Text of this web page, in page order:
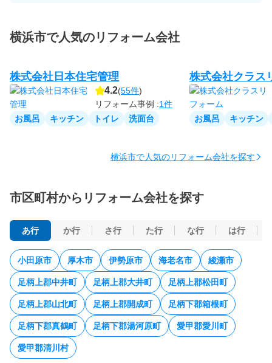
横浜市で人気のリフォーム会社
株式会社日本住宅管理
4.2(55件)
リフォーム事例 :1件
お風呂
キッチン トイレ 洗面台
株式会社クラス
お風呂 キッチン
横浜市で人気のリフォーム会社を探す
市区町村からリフォーム会社を探す
あ行 か行 さ行 た行 な行 は行
小田原市 厚木市 伊勢原市 海老名市 綾瀬市
足柄上郡中井町 足柄上郡大井町 足柄上郡松田町
足柄上郡山北町 足柄上郡開成町 足柄下郡箱根町
足柄下郡真鶴町 足柄下郡湯河原町 愛甲郡愛川町
愛甲郡清川村